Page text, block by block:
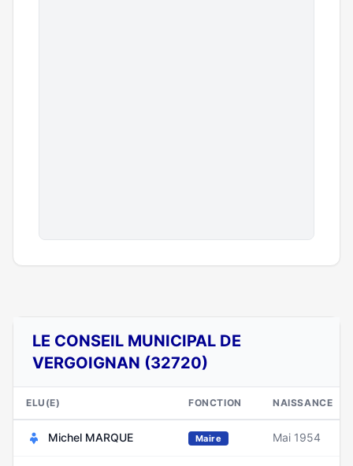
LE CONSEIL MUNICIPAL DE
VERGOIGNAN (32720)
ELU(E) FONCTION NAISSANCE
Michel MARQUE Maire Mai 1954